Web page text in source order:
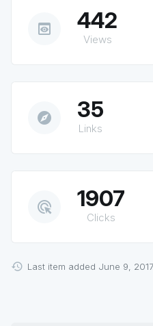
preview 442
Views
explore 35
Links
ads_click 1907
Clicks
Last item added June 9, 2017.